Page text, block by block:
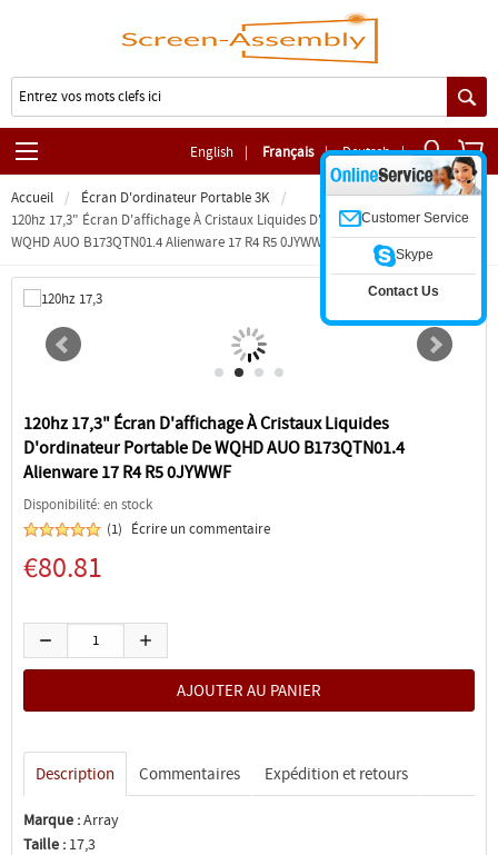
English | Français | Deutsch |
Accueil
Écran D'ordinateur Portable 3K
120hz 17,3" Écran D'affichage À Cristaux Liquides D'ordinateur Portable De
WQHD AUO B173QTN01.4 Alienware 17 R4 R5 0JYWWF
120hz 17,3" Écran D'affichage À Cristaux Liquides
D'ordinateur Portable De WQHD AUO B173QTN01.4
Alienware 17 R4 R5 0JYWWF
Disponibilité: en stock
(1) Écrire un commentaire
€80.81
Description Commentaires Expédition et retours
Marque :Array
Taille : 17,3
Customer Service
Skype
Contact Us